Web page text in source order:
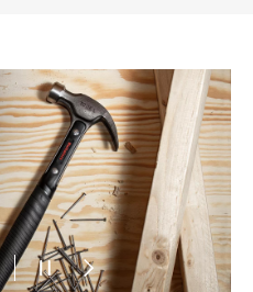
DIASHOW ANHALTEN
NÄCHSTE